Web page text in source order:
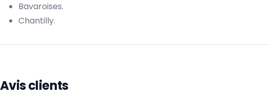
Bavaroises.
Chantilly.
Avis clients